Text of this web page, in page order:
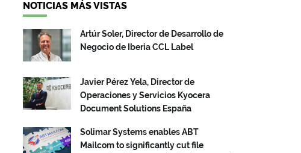
NOTICIAS MÁS VISTAS
Artúr Soler, Director de Desarrollo de
Negocio de Iberia CCL Label
Javier Pérez Yela, Director de
Operaciones y Servicios Kyocera
Document Solutions España
Solimar Systems enables ABT
Mailcom to significantly cut file